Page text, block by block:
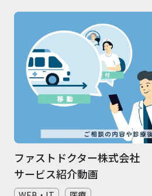
ファストドクター株式会社
サービス紹介動画